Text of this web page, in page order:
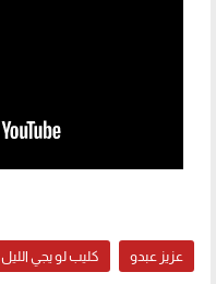
عزيز عبدو كليب لو يجي الليل